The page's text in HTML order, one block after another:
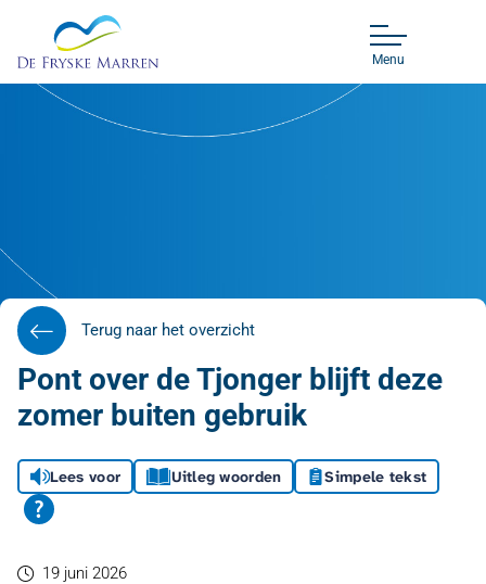
Menu
Terug naar het overzicht
Pont over de Tjonger blijft deze
zomer buiten gebruik
Lees voor Uitleg woorden Simpele tekst
19 juni 2026